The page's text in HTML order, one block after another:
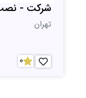
شرکت -
تهران
0